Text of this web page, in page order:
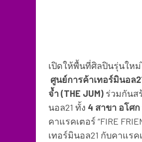
เปิดให้พื้นที่ศิลปินรุ่นให
ศูนย์การค้าเทอร์มินอล
จ้ำ (THE JUM) ร่วมกันส
นอล21 ทั้ง 4 สาขา อโศ
คาแรคเตอร์ “FIRE
เทอร์มินอล21 กับคาแรค